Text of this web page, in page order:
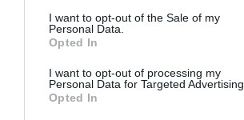
I want to opt-out of the Sale of my
Personal Data.
Opted In
I want to opt-out of processing my
Personal Data for Targeted Advertising.
Opted In